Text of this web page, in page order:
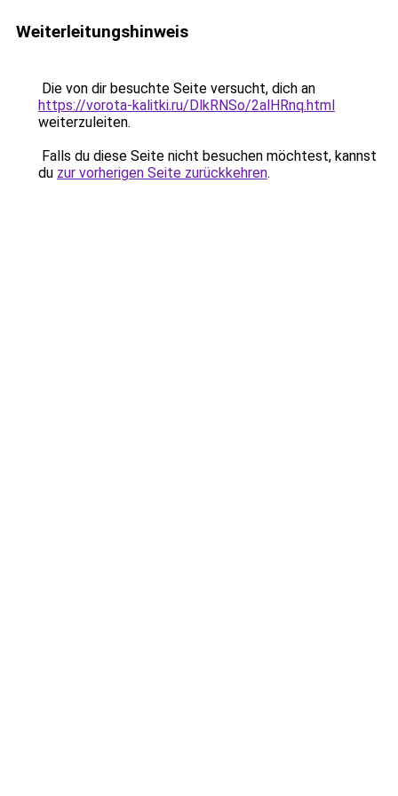
Weiterleitungshinweis
Die von dir besuchte Seite versucht, dich an
https://vorota-kalitki.ru/DlkRNSo/2alHRnq.html
weiterzuleiten.
Falls du diese Seite nicht besuchen möchtest, kannst
du zur vorherigen Seite zurückkehren.